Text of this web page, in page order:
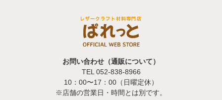
お問い合わせ（通販について）
TEL 052-838-8966
10：00〜17：00（日曜定休）
※店舗の営業日・時間とは別です。